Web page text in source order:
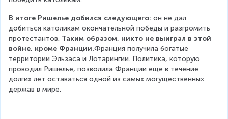
В итоге Ришелье добился следующего: он не дал
добиться католикам окончательной победы и разгромить
протестантов. Таким образом, никто не выиграл в этой
войне, кроме Франции.Франция получила богатые
территории Эльзаса и Лотарингии. Политика, которую
проводил Ришелье, позволила Франции еще в течение
долгих лет оставаться одной из самых могущественных
держав в мире.